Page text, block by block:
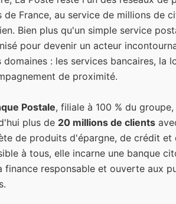
de France, au service de millions de
Bien plus qu'un simple service
pour devenir un acteur
domaines : les services bancaires, la
de proximité.
Postale, filiale à 100 % du
plus de 20 millions de clients
de produits d'épargne, de crédit et
à tous, elle incarne une banque
finance responsable et ouverte aux